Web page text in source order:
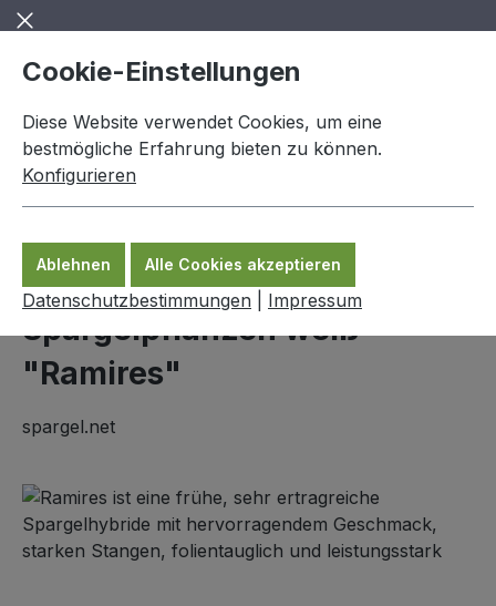
Zum Hauptinhalt springen
0,00 €
Bleichspargel
Spargelpflanzen weiß
"Ramires"
spargel.net
Bildergalerie überspringen
Cookie-Einstellungen
Diese Website verwendet Cookies, um eine
bestmögliche Erfahrung bieten zu können.
Konfigurieren
Ablehnen Alle Cookies akzeptieren
Datenschutzbestimmungen Impressum